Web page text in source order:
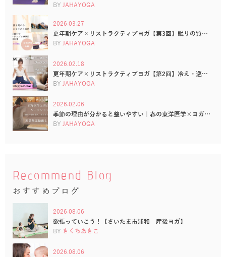
BY JAHAYOGA
2026.03.27
更年期ケア×リストラクティブヨガ【第3回】眠りの質…
BY JAHAYOGA
2026.02.18
更年期ケア×リストラクティブヨガ【第2回】冷え・巡…
BY JAHAYOGA
2026.02.06
季節の理由が分かると整いやすい｜春の東洋医学×ヨガ…
BY JAHAYOGA
Recommend Blog
おすすめブログ
2026.08.06
欲張っていこう！【さいたま市浦和 産後ヨガ】
BY きくちあきこ
2026.08.06